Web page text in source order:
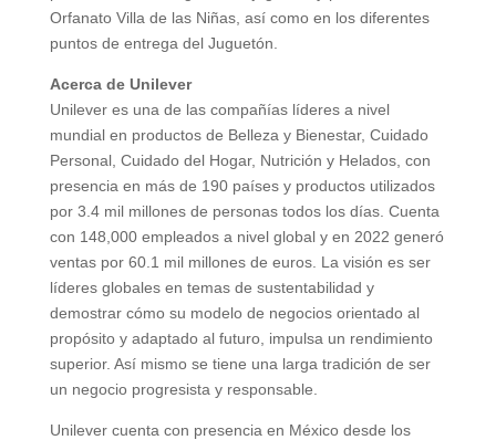
Orfanato Villa de las Niñas, así como en los diferentes
puntos de entrega del Juguetón.
Acerca de Unilever
Unilever es una de las compañías líderes a nivel
mundial en productos de Belleza y Bienestar, Cuidado
Personal, Cuidado del Hogar, Nutrición y Helados, con
presencia en más de 190 países y productos utilizados
por 3.4 mil millones de personas todos los días. Cuenta
con 148,000 empleados a nivel global y en 2022 generó
ventas por 60.1 mil millones de euros. La visión es ser
líderes globales en temas de sustentabilidad y
demostrar cómo su modelo de negocios orientado al
propósito y adaptado al futuro, impulsa un rendimiento
superior. Así mismo se tiene una larga tradición de ser
un negocio progresista y responsable.
Unilever cuenta con presencia en México desde los